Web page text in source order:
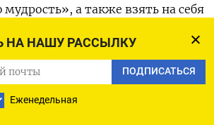
НА НАШУ РАССЫЛКУ
ПОДПИСАТЬСЯ
Еженедельная
а также взять на себя
безопасности».
Си Цзиньпин также в
БРИКС